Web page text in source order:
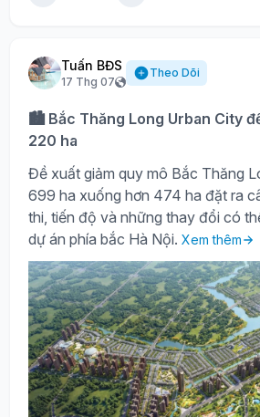
Tuấn BĐS
17 Thg 07
Theo Dõi
🏙️ Bắc Thăng Long Urban City
220 ha
Đề xuất giảm quy mô Bắc Thăng
699 ha xuống hơn 474 ha đặt ra
thi, tiến độ và những thay đổi có
dự án phía bắc Hà Nội. Xem thêm